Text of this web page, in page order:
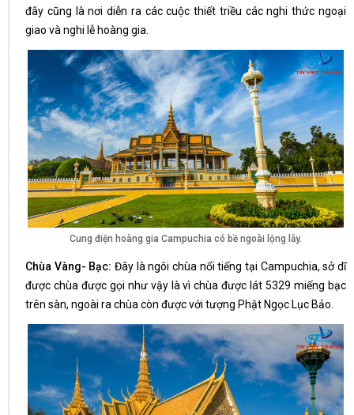
đây cũng là nơi diễn ra các cuộc thiết triều các nghi thức ngoại
giao và nghi lễ hoàng gia.
Cung điện hoàng gia Campuchia có bề ngoài lộng lẫy.
Chùa Vàng- Bạc: Đây là ngôi chùa nổi tiếng tại Campuchia, sở dĩ
được chùa được gọi như vậy là vì chùa được lát 5329 miếng bạc
trên sàn, ngoài ra chùa còn được với tượng Phật Ngọc Lục Bảo.